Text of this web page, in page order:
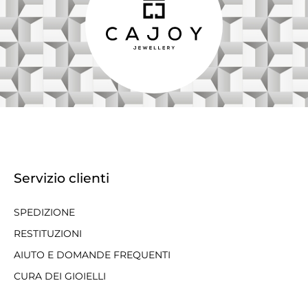
Servizio clienti
SPEDIZIONE
RESTITUZIONI
AIUTO E DOMANDE FREQUENTI
CURA DEI GIOIELLI